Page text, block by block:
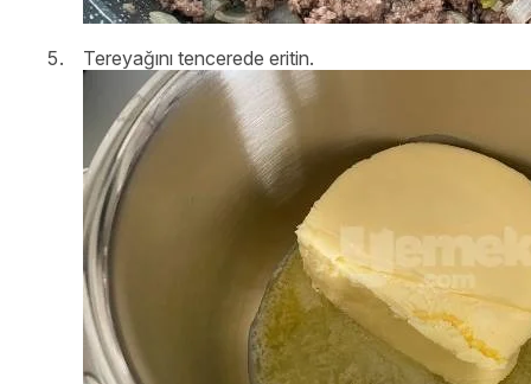
Tereyağını tencerede eritin.